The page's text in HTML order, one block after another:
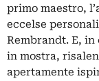
primo maestro,
eccelse
Rembrandt. E,
in mostra,
apertamente